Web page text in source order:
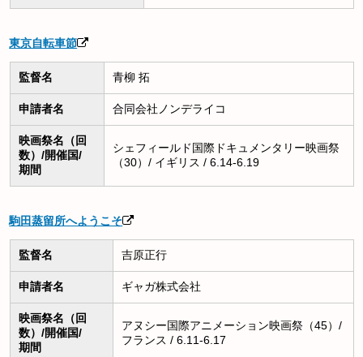
東京自転車節
監督名 青柳 拓
申請者名 合同会社ノンデライコ
映画祭名（回
数）/開催国/
期間
シェフィールド国際ドキュメンタリー映画祭
（30）/ イギリス / 6.14-6.19
駒田蒸留所へようこそ
監督名 吉原正行
申請者名 ギャガ株式会社
映画祭名（回
数）/開催国/
期間
アヌシー国際アニメーション映画祭（45）/
フランス / 6.11-6.17